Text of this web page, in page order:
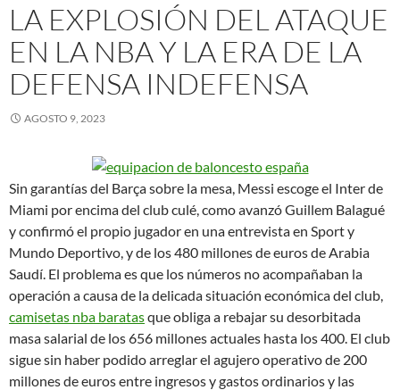
LA EXPLOSIÓN DEL ATAQUE
EN LA NBA Y LA ERA DE LA
DEFENSA INDEFENSA
AGOSTO 9, 2023
Sin garantías del Barça sobre la mesa, Messi escoge el Inter de
Miami por encima del club culé, como avanzó Guillem Balagué
y confirmó el propio jugador en una entrevista en Sport y
Mundo Deportivo, y de los 480 millones de euros de Arabia
Saudí. El problema es que los números no acompañaban la
operación a causa de la delicada situación económica del club,
camisetas nba baratasque obliga a rebajar su desorbitada
masa salarial de los 656 millones actuales hasta los 400. El club
sigue sin haber podido arreglar el agujero operativo de 200
millones de euros entre ingresos y gastos ordinarios y las